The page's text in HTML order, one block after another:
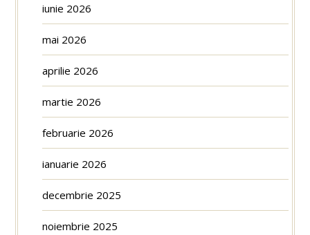
iunie 2026
mai 2026
aprilie 2026
martie 2026
februarie 2026
ianuarie 2026
decembrie 2025
noiembrie 2025